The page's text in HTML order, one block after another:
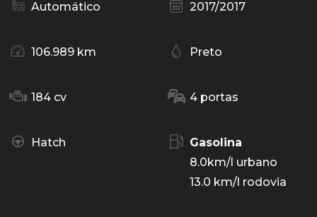
Automático 2017/2017
106.989 km Preto
184 cv 4 portas
Hatch
Gasolina
8.0km/l urbano
13.0 km/l rodovia